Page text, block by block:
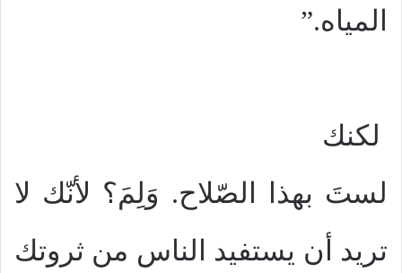
المياه.”
لكنك
لستَ بهذا الصّلاح. وَلِمَ؟ لأنّك لا
تريد أن يستفيد الناس من ثروتك